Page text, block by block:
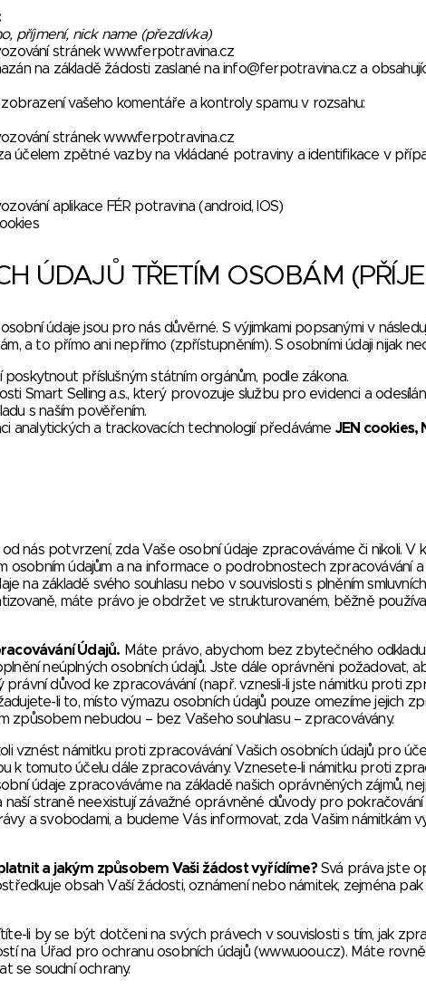
příjmení, nick name (přezdívka)
stránekwww.ferpotravina.cz
na základě žádosti zaslané nainfo@ferpotravina.cz a
vašeho komentáře a kontroly spamu v rozsahu:
stránekwww.ferpotravina.cz
účelem zpětné vazby na vkládané potraviny a identifikace v
aplikace FÉR potravina (android, IOS)
ÚDAJŮ TŘETÍM OSOBÁM
údaje jsou pro nás důvěrné. S výjimkami popsanými v
a to přímo ani nepřímo (zpřístupněním). S osobními údaji nijak
příslušným státním orgánům, podle zákona.
Smart Selling a.s., který provozuje službu pro evidenci a
s naším pověřením.
analytických a trackovacích technologií předáváme JEN cookies,
nás potvrzení, zda Vaše osobní údaje zpracováváme či nikoli. V
údajům a na informace o podrobnostech zpracovávání
na základě svého souhlasu nebo v souvislosti s plněním
máte právo je obdržet ve strukturovaném, běžně
Údajů. Máte právo, abychom bez zbytečného
neúplných osobních údajů. Jste dále oprávněni požadovat,
důvod ke zpracovávání (např. vznesli-li jste námitku proti
li to, místo výmazu osobních údajů pouze omezíme jejich
způsobem nebudou – bez Vašeho souhlasu – zpracovávány.
vznést námitku proti zpracovávání Vašich osobních údajů pro
k tomuto účelu dále zpracovávány. Vznesete-li námitku proti
údaje zpracováváme na základě našich oprávněných zájmů,
naší straně neexistují závažné oprávněné důvody pro pokračování
a svobodami, a budeme Vás informovat, zda Vašim námitkám
a jakým způsobem Vaši žádost vyřídíme?Svá práva jste
obsah Vaší žádosti, oznámení nebo námitek, zejména
li by se být dotčeni na svých právech v souvislosti s tím, jak
na Úřad pro ochranu osobních údajů (www.uoou.cz). Máte
se soudní ochrany.